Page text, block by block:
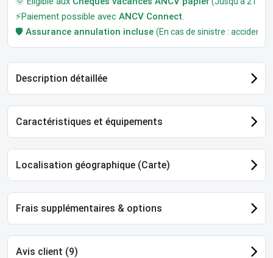
⚡Paiement possible avec ANCV Connect
🛡️ Assurance annulation incluse (En cas de sinistre : accident,
Description détaillée
Caractéristiques et équipements
Localisation géographique (Carte)
Frais supplémentaires & options
Avis client (9)